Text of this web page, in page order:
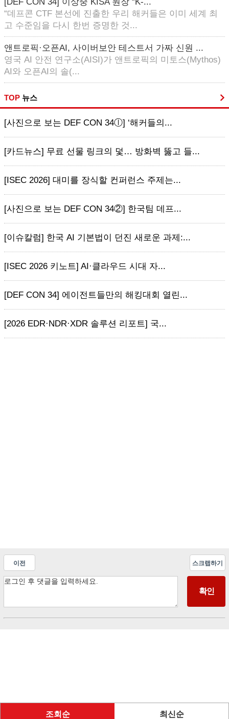
“데프콘 CTF 본선에 진출한 우리 해커들은 이미 세계 최
고 수준임을 다시 한번 증명한 것...
앤트로픽·오픈AI, 사이버보안 테스트서 가짜 신원 ...
영국 AI 안전 연구소(AISI)가 앤트로픽의 미토스(Mythos)
AI와 오픈AI의 솔(...
TOP 뉴스
[사진으로 보는 DEF CON 34ⓛ] ‘해커들의...
[카드뉴스] 무료 선물 링크의 덫… 방화벽 뚫고 들...
[ISEC 2026] 대미를 장식할 컨퍼런스 주제는...
[사진으로 보는 DEF CON 34②] 한국팀 데프...
[이슈칼럼] 한국 AI 기본법이 던진 새로운 과제:...
[ISEC 2026 키노트] AI·클라우드 시대 자...
[DEF CON 34] 에이전트들만의 해킹대회 열린...
[2026 EDR·NDR·XDR 솔루션 리포트] 국...
이전 스크랩하기
조회순 최신순